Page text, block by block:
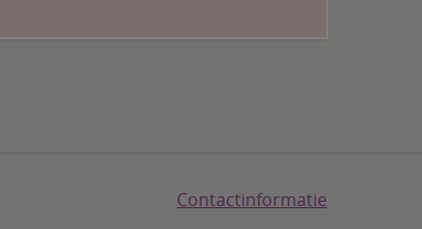
Contactinformatie